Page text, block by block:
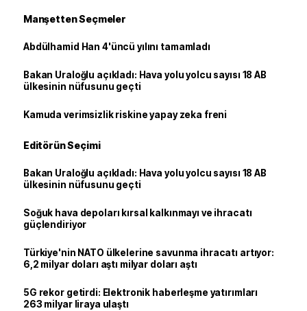
Manşetten Seçmeler
Abdülhamid Han 4'üncü yılını tamamladı
Bakan Uraloğlu açıkladı: Hava yolu yolcu sayısı 18 AB
ülkesinin nüfusunu geçti
Kamuda verimsizlik riskine yapay zeka freni
Editörün Seçimi
Bakan Uraloğlu açıkladı: Hava yolu yolcu sayısı 18 AB
ülkesinin nüfusunu geçti
Soğuk hava depoları kırsal kalkınmayı ve ihracatı
güçlendiriyor
Türkiye'nin NATO ülkelerine savunma ihracatı artıyor:
6,2 milyar doları aştı milyar doları aştı
5G rekor getirdi: Elektronik haberleşme yatırımları
263 milyar liraya ulaştı